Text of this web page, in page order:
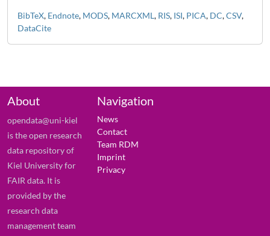
BibTeX, Endnote, MODS, MARCXML, RIS, ISI, PICA, DC,CSV,
DataCite
About
opendata@uni-kiel
is the open research
data repository of
Kiel University for
FAIR data. It is
provided by the
research data
management team
Navigation
News
Contact
Team RDM
Imprint
Privacy